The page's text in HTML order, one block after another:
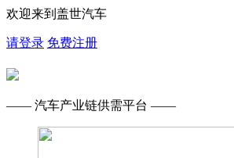
欢迎来到盖世汽车
请登录 免费注册
—— 汽车产业链供需平台 ——